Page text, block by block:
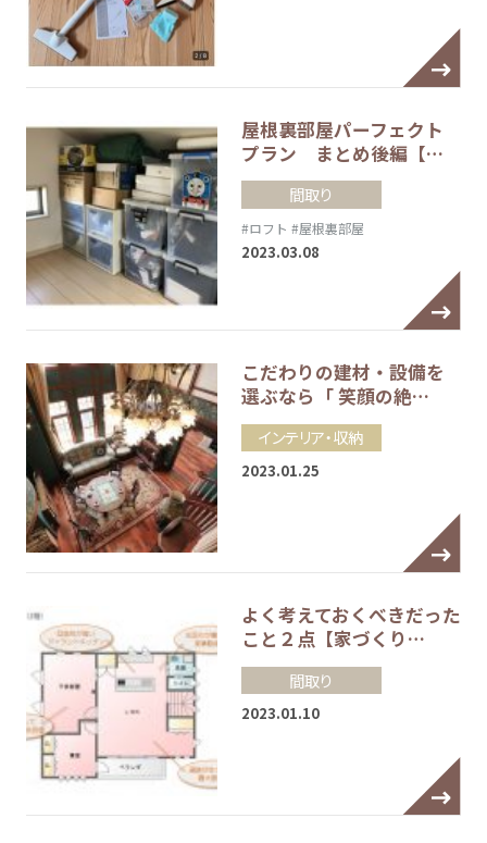
屋根裏部屋パーフェクト
プラン まとめ後編【…
間取り
#ロフト #屋根裏部屋
2023.03.08
こだわりの建材・設備を
選ぶなら「 笑顔の絶…
インテリア・収納
2023.01.25
よく考えておくべきだった
こと２点【家づくり…
間取り
2023.01.10